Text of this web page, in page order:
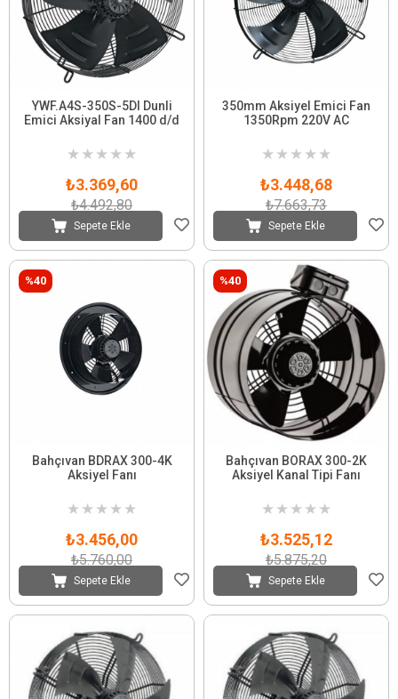
YWF.A4S-350S-5DI Dunli
Emici Aksiyal Fan 1400 d/d
★ ★ ★ ★ ★
₺3.369,60
₺4.492,80
Sepete Ekle
350mm Aksiyel Emici Fan
1350Rpm 220V AC
★ ★ ★ ★ ★
₺3.448,68
₺7.663,73
Sepete Ekle
Bahçıvan BDRAX 300-4K
Aksiyel Fanı
★ ★ ★ ★ ★
₺3.456,00
₺5.760,00
Sepete Ekle
%40
Bahçıvan BORAX 300-2K
Aksiyel Kanal Tipi Fanı
★ ★ ★ ★ ★
₺3.525,12
₺5.875,20
Sepete Ekle
%40